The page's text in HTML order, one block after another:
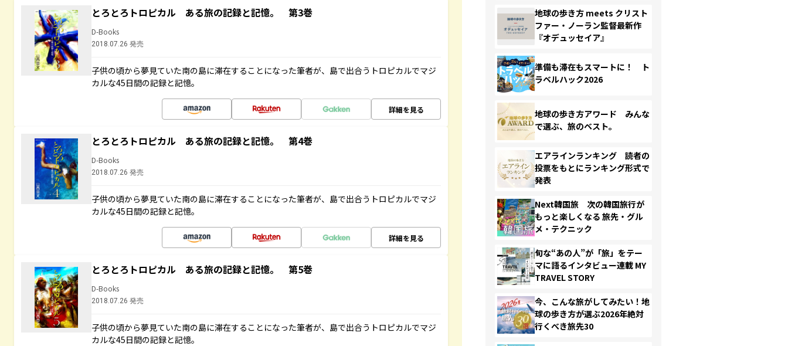
とろとろトロピカル ある旅の記録と記憶。 第3巻
D-Books
2018.07.26 発売
子供の頃から夢見ていた南の島に滞在することになった筆者が、島で出合うトロピカルでマジ
カルな45日間の記録と記憶。
詳細を見る
とろとろトロピカル ある旅の記録と記憶。 第4巻
D-Books
2018.07.26 発売
子供の頃から夢見ていた南の島に滞在することになった筆者が、島で出合うトロピカルでマジ
カルな45日間の記録と記憶。
詳細を見る
とろとろトロピカル ある旅の記録と記憶。 第5巻
D-Books
2018.07.26 発売
子供の頃から夢見ていた南の島に滞在することになった筆者が、島で出合うトロピカルでマジ
カルな45日間の記録と記憶。
地球の歩き方 meets クリスト
ファー・ノーラン監督最新作
『オデュッセイア』
準備も滞在もスマートに！ ト
ラベルハック2026
地球の歩き方アワード みんな
で選ぶ、旅のベスト。
エアラインランキング 読者の
投票をもとにランキング形式で
発表
Next韓国旅 次の韓国旅行が
もっと楽しくなる 旅先・グル
メ・テクニック
旬な“あの人”が「旅」をテー
マに語るインタビュー連載 MY
TRAVEL STORY
今、こんな旅がしてみたい！地
球の歩き方が選ぶ2026年絶対
行くべき旅先30